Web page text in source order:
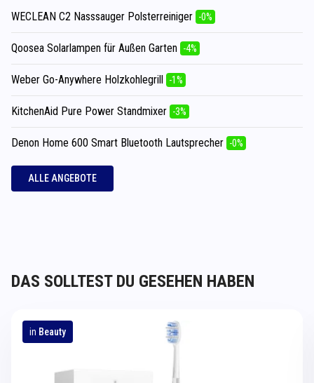
WECLEAN C2 Nasssauger Polsterreiniger -0%
Qoosea Solarlampen für Außen Garten -4%
Weber Go-Anywhere Holzkohlegrill -1%
KitchenAid Pure Power Standmixer -3%
Denon Home 600 Smart Bluetooth Lautsprecher -0%
ALLE ANGEBOTE
DAS SOLLTEST DU GESEHEN HABEN
in Beauty